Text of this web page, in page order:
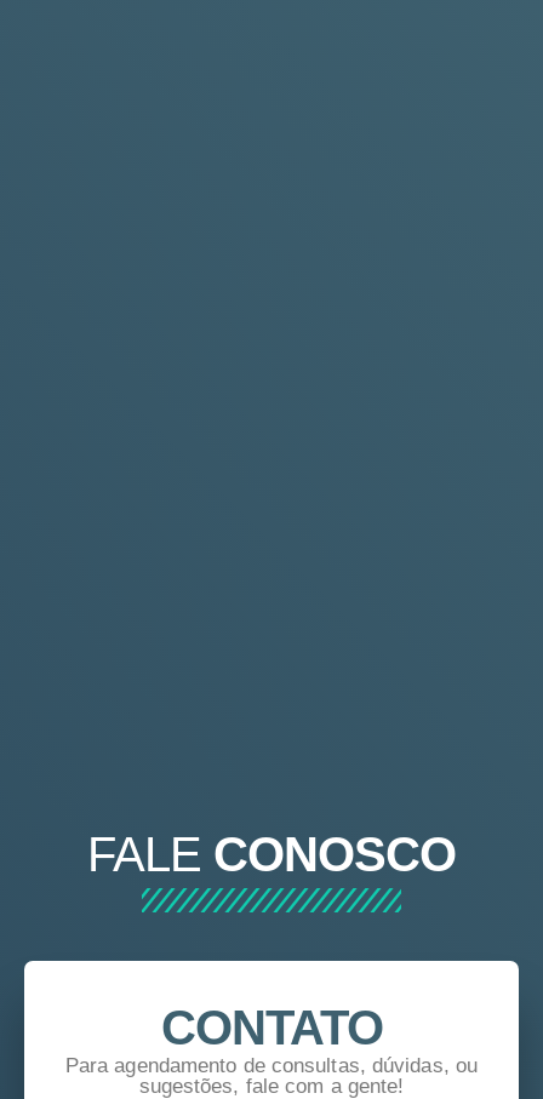
FALE CONOSCO
CONTATO
Para agendamento de consultas, dúvidas, ou
sugestões, fale com a gente!